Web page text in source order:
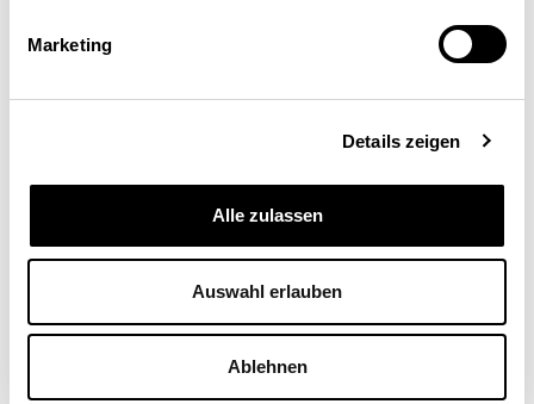
Marketing
Details zeigen
Alle zulassen
Auswahl erlauben
Ablehnen
entstehen
vermitteln und den Mut der Schülerinnen und
Schüler stärken, unternehmerisch zu denken
und zu handeln. Oder zu einem späteren
Zeitpunkt gar erneut zu gründen. Ein Beispiel
dafür ist Nicholas Hänny, CEO von Nikin, einem
aufstrebenden Schweizer Modelabel und